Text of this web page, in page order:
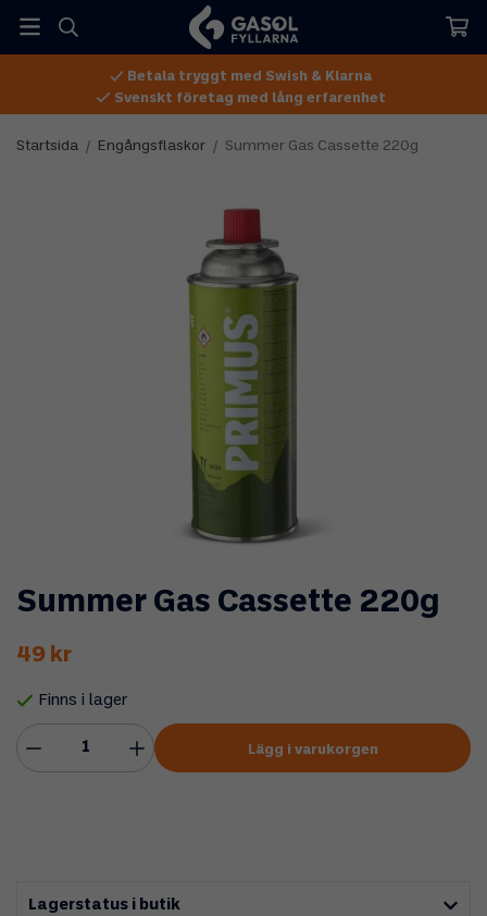
Betala tryggt med Swish & Klarna
Svenskt företag med lång erfarenhet
Startsida / Engångsflaskor / Summer Gas Cassette 220g
Summer Gas Cassette 220g
49 kr
Finns i lager
Lägg i varukorgen
Lagerstatus i butik